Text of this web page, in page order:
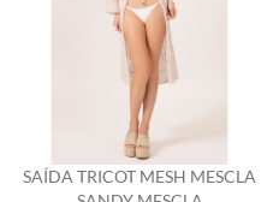
SAÍDA TRICOT MESH MESCLA